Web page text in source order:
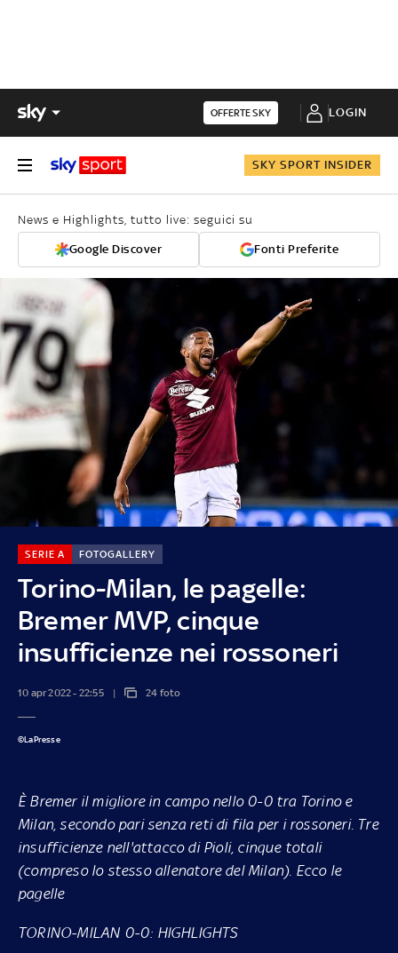
OFFERTE SKY LOGIN
SKY SPORT INSIDER
News e Highlights, tutto live: seguici su
Google Discover Fonti Preferite
Torino-Milan, le pagelle:
Bremer MVP, cinque
insufficienze nei rossoneri
SERIE A FOTOGALLERY
10 apr 2022 - 22:55 24 foto
©LaPresse
È Bremer il migliore in campo nello 0-0 tra Torino e
Milan, secondo pari senza reti di fila per i rossoneri. Tre
insufficienze nell'attacco di Pioli, cinque totali
(compreso lo stesso allenatore del Milan). Ecco le
pagelle
TORINO-MILAN 0-0: HIGHLIGHTS